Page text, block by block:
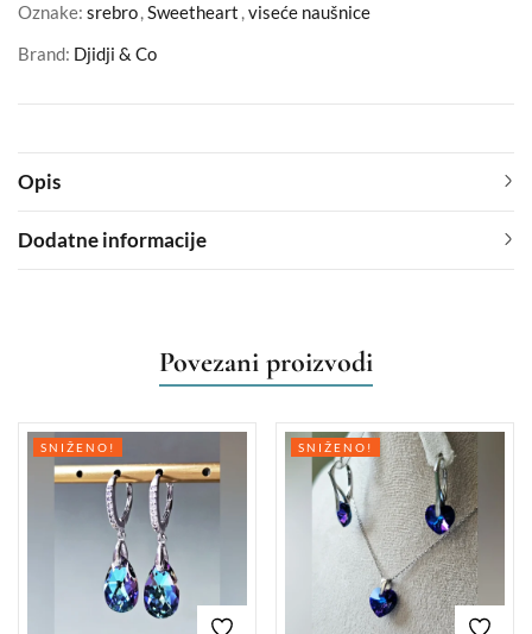
Oznake: srebro,Sweetheart ,viseće naušnice
Brand: Djidji & Co
Opis
Dodatne informacije
Povezani proizvodi
SNIŽENO! SNIŽENO!